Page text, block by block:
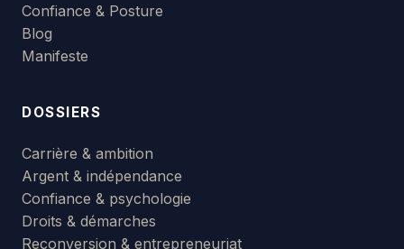
Confiance & Posture
Blog
Manifeste
DOSSIERS
Carrière & ambition
Argent & indépendance
Confiance & psychologie
Droits & démarches
Reconversion & entrepreneuriat